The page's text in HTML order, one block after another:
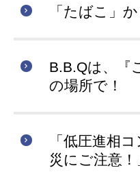
「たばこ」
B.B.Qは、
の場所で！
「低圧進相
災にご注意！